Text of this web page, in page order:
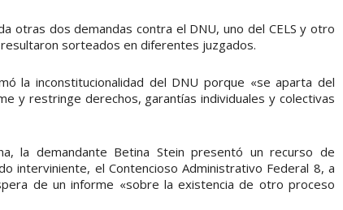
otras dos demandas contra el DNU, uno del CELS y otro
sorteados en diferentes juzgados.
la inconstitucionalidad del DNU porque «se aparta del
y restringe derechos, garantías individuales y colectivas
la demandante Betina Stein presentó un recurso de
interviniente, el Contencioso Administrativo Federal 8, a
de un informe «sobre la existencia de otro proceso